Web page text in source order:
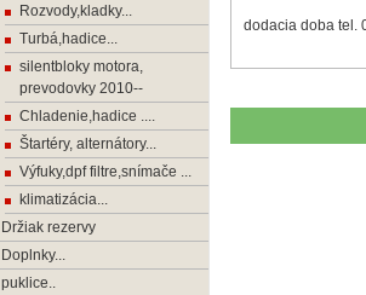
dodacia doba tel.
Rozvody,kladky...
Turbá,hadice...
silentbloky motora,
prevodovky 2010--
Chladenie,hadice ....
Štartéry, alternátory...
Výfuky,dpf filtre,snímače ...
klimatizácia...
Držiak rezervy
Doplnky...
puklice..